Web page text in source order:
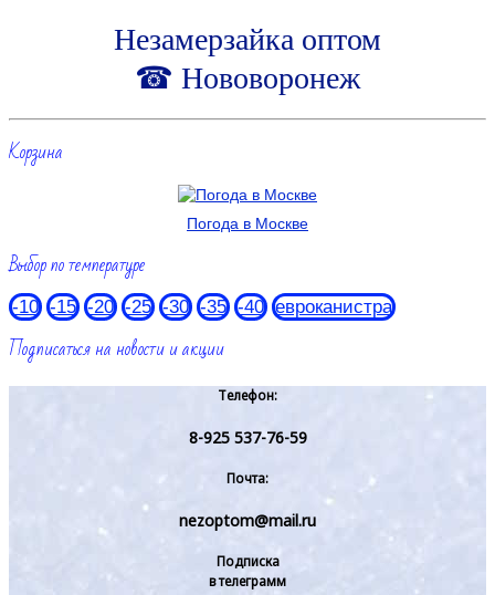
Незамерзайка оптом
☎ Нововоронеж
Корзина
Погода в Москве
Выбор по температуре
-10 -15 -20 -25 -30 -35 -40 евроканистра
Подписаться на новости и акции
Телефон:
8-925 537-76-59
Почта:
nezoptom@mail.ru
Подписка
в телеграмм